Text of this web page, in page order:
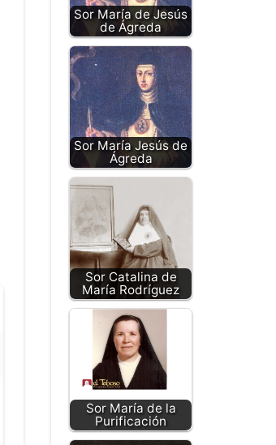
Sor María de Jesús
de Ágreda
Sor María Jesús de
Ágreda
Sor Catalina de
María Rodríguez
Sor María de la
Purificación